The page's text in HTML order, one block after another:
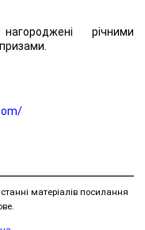
річними
матеріалів посилання